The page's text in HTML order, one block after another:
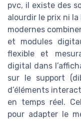
pvc, il existe des
alourdir le prix ni
modernes
et modules
flexible et
digital dans
sur le support
d’éléments
en temps réel.
pour adapter le